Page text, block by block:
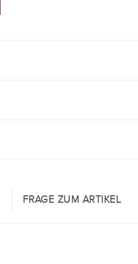
FRAGE ZUM ARTIKEL